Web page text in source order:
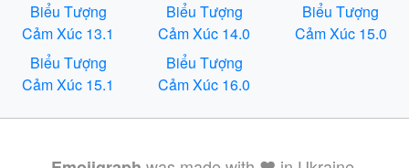
Biểu Tượng
Cảm Xúc 13.1
Biểu Tượng
Cảm Xúc 14.0
Biểu Tượng
Cảm Xúc 15.0
Biểu Tượng
Cảm Xúc 15.1
Biểu Tượng
Cảm Xúc 16.0